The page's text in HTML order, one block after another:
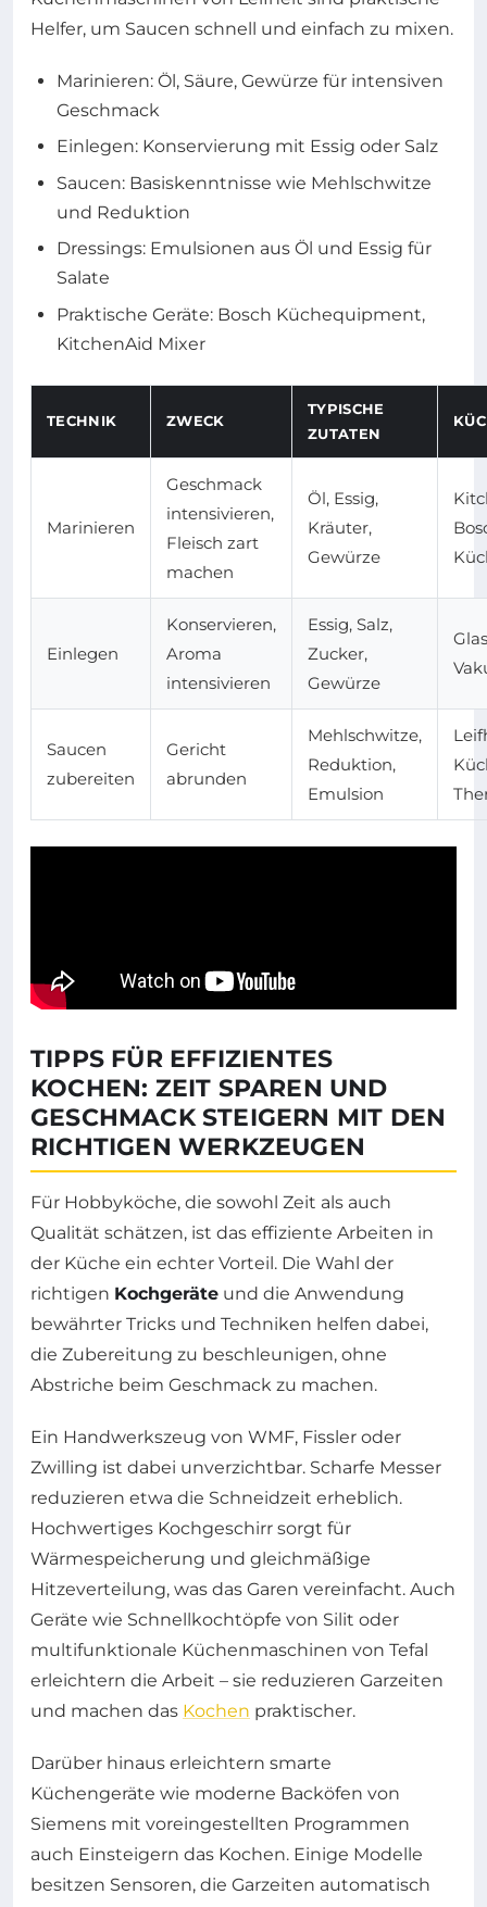
Helfer, um Saucen schnell und einfach zu mixen.
Marinieren: Öl, Säure, Gewürze für intensiven
Geschmack
Einlegen: Konservierung mit Essig oder Salz
Saucen: Basiskenntnisse wie Mehlschwitze
und Reduktion
Dressings: Emulsionen aus Öl und Essig für
Salate
Praktische Geräte: Bosch Küchequipment,
KitchenAid Mixer
TECHNIK ZWECK
TYPISCHE
ZUTATEN
Marinieren
Geschmack
intensivieren,
Fleisch zart
machen
Öl, Essig,
Kräuter,
Gewürze
Einlegen
Konservieren,
Aroma
intensivieren
Essig, Salz,
Zucker,
Gewürze
Saucen
zubereiten
Gericht
abrunden
Mehlschwitze,
Reduktion,
Emulsion
TIPPS FÜR EFFIZIENTES
KOCHEN: ZEIT SPAREN UND
GESCHMACK STEIGERN MIT DEN
RICHTIGEN WERKZEUGEN
Für Hobbyköche, die sowohl Zeit als auch
Qualität schätzen, ist das effiziente Arbeiten in
der Küche ein echter Vorteil. Die Wahl der
richtigen Kochgeräte und die Anwendung
bewährter Tricks und Techniken helfen dabei,
die Zubereitung zu beschleunigen, ohne
Abstriche beim Geschmack zu machen.
Ein Handwerkszeug von WMF, Fissler oder
Zwilling ist dabei unverzichtbar. Scharfe Messer
reduzieren etwa die Schneidzeit erheblich.
Hochwertiges Kochgeschirr sorgt für
Wärmespeicherung und gleichmäßige
Hitzeverteilung, was das Garen vereinfacht. Auch
Geräte wie Schnellkochtöpfe von Silit oder
multifunktionale Küchenmaschinen von Tefal
erleichtern die Arbeit – sie reduzieren Garzeiten
und machen das Kochen praktischer.
Darüber hinaus erleichtern smarte
Küchengeräte wie moderne Backöfen von
Siemens mit voreingestellten Programmen
auch Einsteigern das Kochen. Einige Modelle
besitzen Sensoren, die Garzeiten automatisch